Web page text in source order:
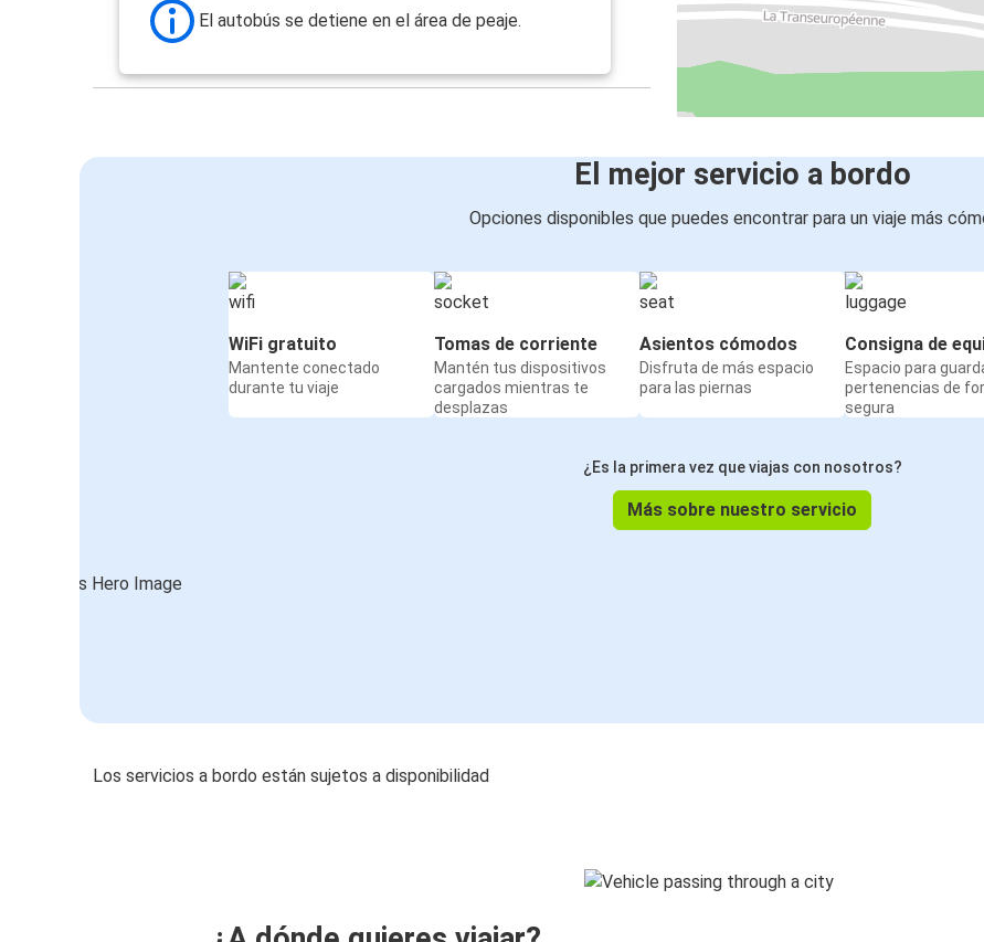
El autobús se detiene en el área de peaje.
El mejor servicio a bordo
Opciones disponibles que puedes encontrar para un viaje más
WiFi gratuito
Mantente conectado
durante tu viaje
Tomas de corriente
Mantén tus dispositivos
cargados mientras te
desplazas
Asientos cómodos
Disfruta de más espacio
para las piernas
Consigna de
Espacio para
pertenencias de
segura
¿Es la primera vez que viajas con nosotros?
Más sobre nuestro servicio
Los servicios a bordo están sujetos a disponibilidad